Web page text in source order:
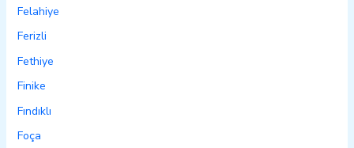
Felahiye
Ferizli
Fethiye
Finike
Fındıklı
Foça